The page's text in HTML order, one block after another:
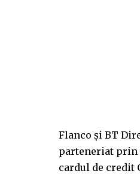
Flanco și BT
parteneriat prin
cardul de credit